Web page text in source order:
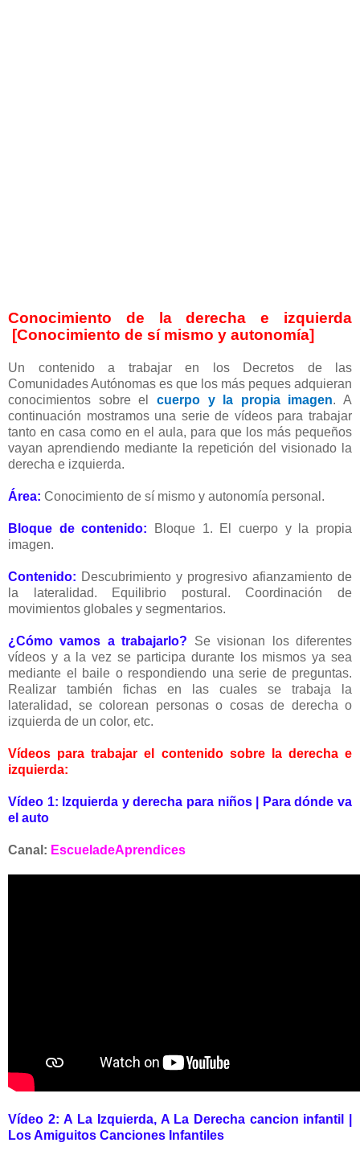
Conocimiento de la derecha e izquierda
[Conocimiento de sí mismo y autonomía]
Un contenido a trabajar en los Decretos de las
Comunidades Autónomas es que los más peques adquieran
conocimientos sobre el cuerpo y la propia imagen. A
continuación mostramos una serie de vídeos para trabajar
tanto en casa como en el aula, para que los más pequeños
vayan aprendiendo mediante la repetición del visionado la
derecha e izquierda.
Área: Conocimiento de sí mismo y autonomía personal.
Bloque de contenido: Bloque 1. El cuerpo y la propia
imagen.
Contenido: Descubrimiento y progresivo afianzamiento de
la lateralidad. Equilibrio postural. Coordinación de
movimientos globales y segmentarios.
¿Cómo vamos a trabajarlo?
Se visionan los diferentes
vídeos y a la vez se participa durante los mismos ya sea
mediante el baile o respondiendo una serie de preguntas.
Realizar también fichas en las cuales se trabaja la
lateralidad, se colorean personas o cosas de derecha o
izquierda de un color, etc.
Vídeos para trabajar el contenido sobre la derecha e
izquierda:
Vídeo 1: Izquierda y derecha para niños | Para dónde va
el auto
Canal: EscueladeAprendices
Vídeo 2:A La Izquierda, A La Derecha cancion infantil |
Los Amiguitos Canciones Infantiles